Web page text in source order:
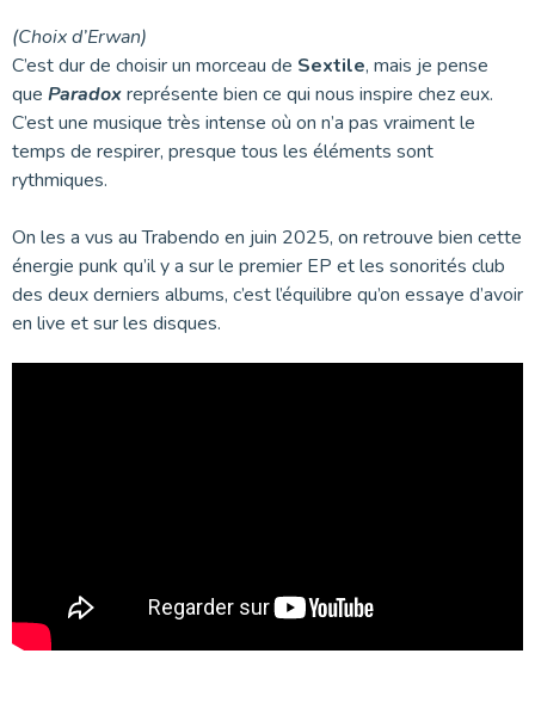
(Choix d’Erwan)
C’est dur de choisir un morceau de Sextile, mais je pense
que Paradoxreprésente bien ce qui nous inspire chez eux.
C’est une musique très intense où on n’a pas vraiment le
temps de respirer, presque tous les éléments sont
rythmiques.
On les a vus au Trabendo en juin 2025, on retrouve bien cette
énergie punk qu’il y a sur le premier EP et les sonorités club
des deux derniers albums, c’est l’équilibre qu’on essaye d’avoir
en live et sur les disques.